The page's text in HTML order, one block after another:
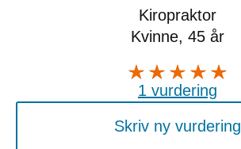
Kiropraktor
Kvinne, 45 år
1 vurdering
Skriv ny vurdering